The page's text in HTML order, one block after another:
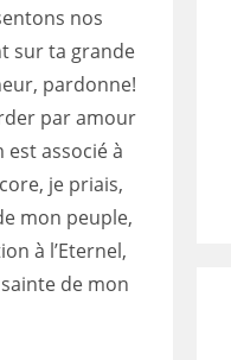
nos
sur ta grande
pardonne!
par amour
associé à
je priais,
mon peuple,
à l’Eternel,
de mon